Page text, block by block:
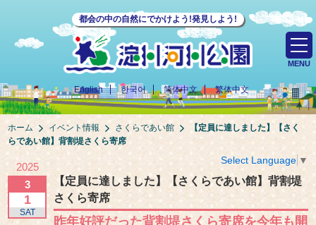
都会の中の自然にでかけよう!発見しよう!
English 한국어 简体中文 繁体中文
MENU
ホーム イベント情報 さくらであい館
【定員に達しました】【さく
らであい館】背割堤さくら寄席
Select Language ▼
2025
3
1
SAT
【定員に達しました】【さくらであい館】背割堤
さくら寄席
昨年好評だった背割堤さくら寄席を今年も開